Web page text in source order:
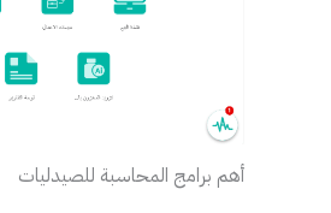
أهم برامج المحاسبة للصيدليات